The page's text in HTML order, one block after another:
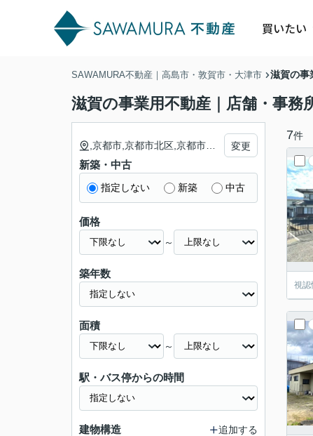
買いたい
SAWAMURA不動産｜高島市・敦賀市・大津市 滋賀の事
滋賀の事業用不動産｜店舗・事務
7件
視認
変更
新築・中古
指定しない 新築 中古
価格
～
築年数
面積
～
駅・バス停からの時間
建物構造 追加する